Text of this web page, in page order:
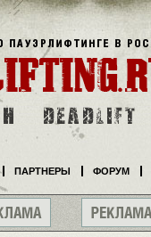
ПАРТНЕРЫ ФОРУМ